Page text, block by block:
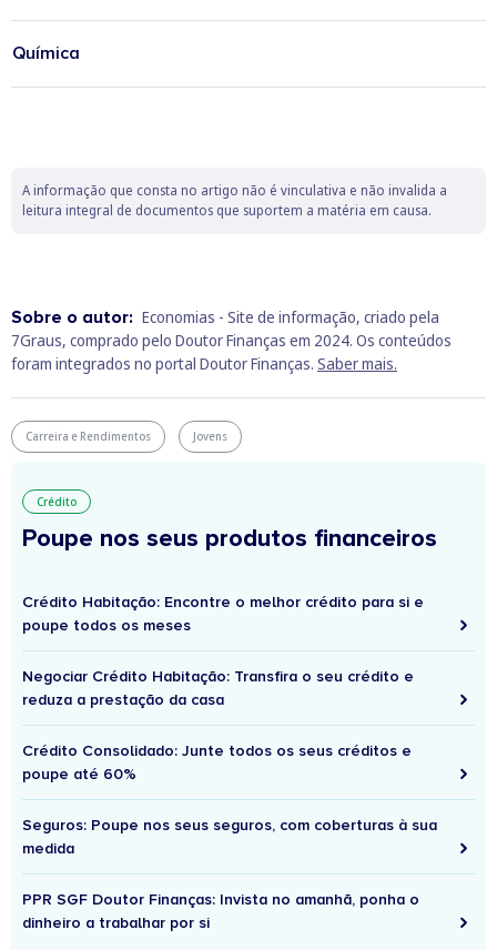
Química
A informação que consta no artigo não é vinculativa e não invalida a
leitura integral de documentos que suportem a matéria em causa.
Sobre o autor: Economias - Site de informação, criado pela
7Graus, comprado pelo Doutor Finanças em 2024. Os conteúdos
foram integrados no portal Doutor Finanças. Saber mais.
Carreira e Rendimentos Jovens
Crédito
Poupe nos seus produtos financeiros
Crédito Habitação: Encontre o melhor crédito para si e
poupe todos os meses
Negociar Crédito Habitação: Transfira o seu crédito e
reduza a prestação da casa
Crédito Consolidado: Junte todos os seus créditos e
poupe até 60%
Seguros: Poupe nos seus seguros, com coberturas à sua
medida
PPR SGF Doutor Finanças: Invista no amanhã, ponha o
dinheiro a trabalhar por si